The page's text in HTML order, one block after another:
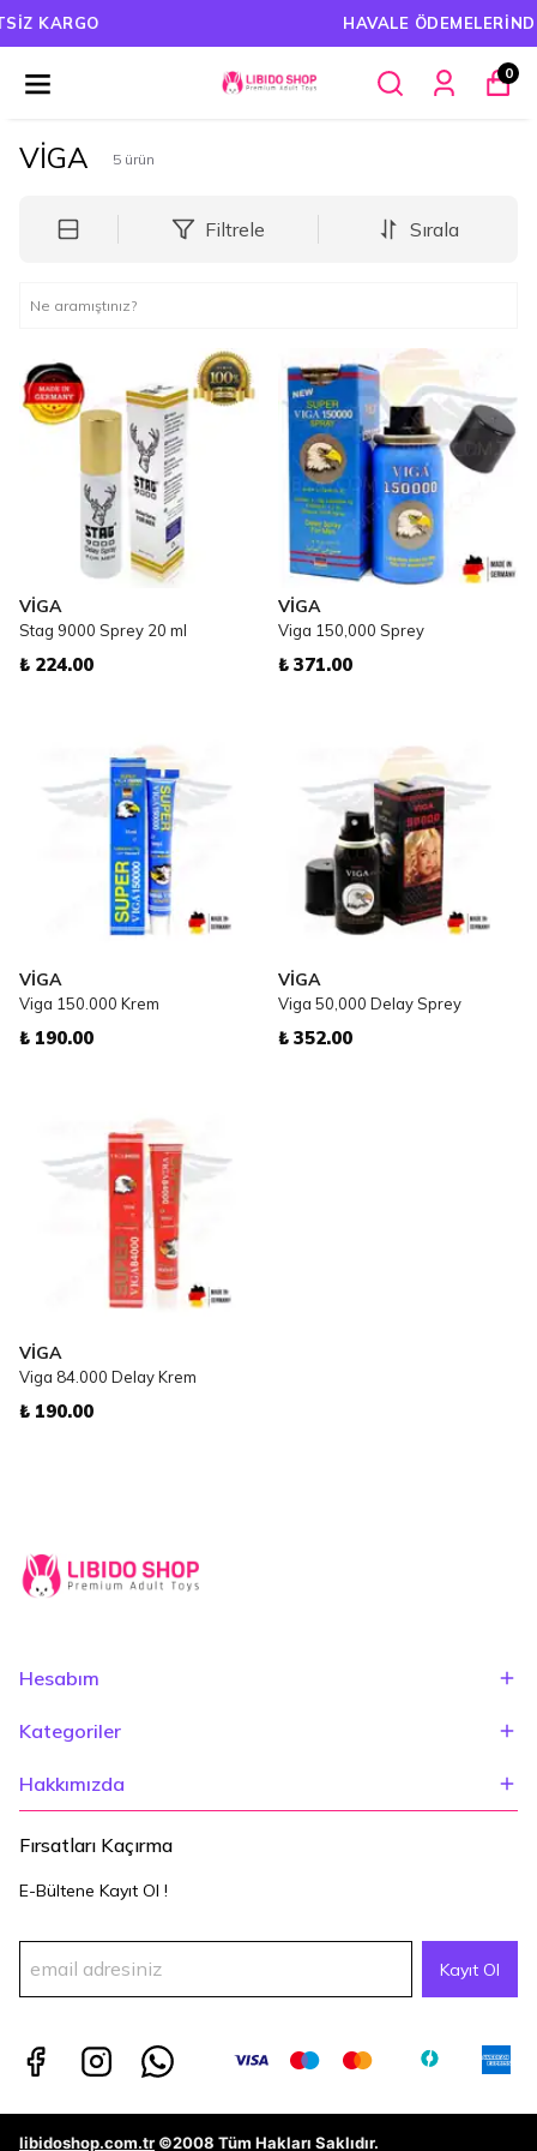
HAVALE ÖDEMELERINDE %5 İNDIRIM
0
VİGA 5 ürün
Filtrele Sırala
VİGA
Stag 9000 Sprey 20 ml
₺ 224.00
VİGA
Viga 150,000 Sprey
₺ 371.00
VİGA
Viga 150.000 Krem
₺ 190.00
VİGA
Viga 50,000 Delay Sprey
₺ 352.00
VİGA
Viga 84.000 Delay Krem
₺ 190.00
Hesabım
Kategoriler
Hakkımızda
Fırsatları Kaçırma
E-Bültene Kayıt Ol !
Kayıt Ol
libidoshop.com.tr ©2008 Tüm Hakları Saklıdır.